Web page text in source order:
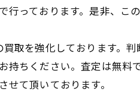
行っております。是非、こ
取を強化しております。判
持ちください。査定は無料
せて頂いております。